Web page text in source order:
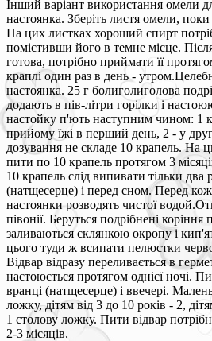
Інший варіант використання омели
настоянка. Зберіть листя омели, поки
На цих листках хороший спирт
помістивши його в темне місце.
готова, потрібно приймати її
краплі один раз в день -
настоянка. 25 г болиголиголова
додають в пів-літри горілки і
настойку п'ють наступним чином: 1
прийому їжі в перший день, 2 - у
дозування не складе 10 крапель. На
пити по 10 крапель протягом 3
10 крапель слід випивати тільки два
(натщесерце) і перед сном. Перед
настоянки розводять чистої
півонії. Беруться подрібнені
заливаються склянкою окропу і
цього туди ж всипати пелюстки
Відвар відразу переливається в
настоюється протягом однієї ночі.
вранці (натщесерце) і ввечері.
ложку, дітям від 3 до 10 років - 2,
1 столову ложку. Пити відвар
2-3 місяців.